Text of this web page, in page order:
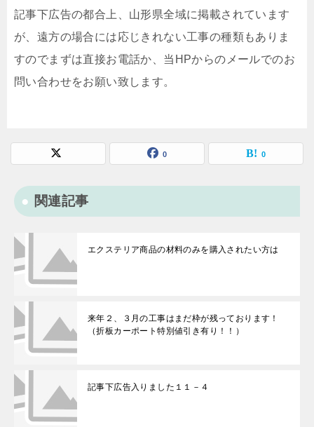
記事下広告の都合上、山形県全域に掲載されています
が、遠方の場合には応じきれない工事の種類もありま
すのでまずは直接お電話か、当HPからのメールでのお
問い合わせをお願い致します。
0 0
関連記事
エクステリア商品の材料のみを購入されたい方は
来年２、３月の工事はまだ枠が残っております！
（折板カーポート特別値引き有り！！）
記事下広告入りました１１－４